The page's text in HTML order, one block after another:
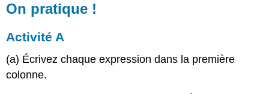
On pratique !
Activité A
(a) Écrivez chaque expression dans la première
colonne.